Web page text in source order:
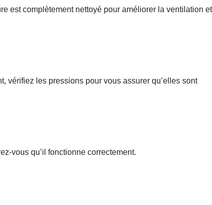
est complètement nettoyé pour améliorer la ventilation et
vérifiez les pressions pour vous assurer qu’elles sont
vous qu’il fonctionne correctement.